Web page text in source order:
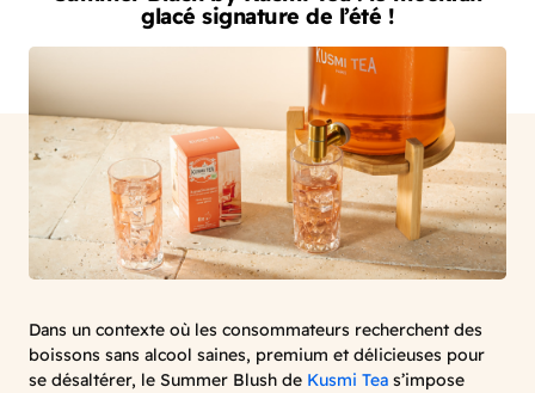
glacé signature de l’été !
Dans un contexte où les consommateurs recherchent des
boissons sans alcool saines, premium et délicieuses pour
se désaltérer, le Summer Blush de Kusmi Tea s’impose